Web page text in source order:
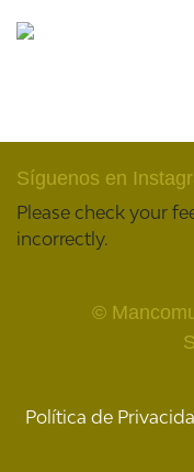
Síguenos en
Please check your
incorrectly.
©
Política de